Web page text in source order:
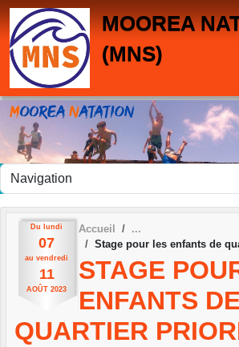
MOOREA
(MNS)
Du lundi
07
au vendredi
11
AOÛT 2023
Accueil
Stage pour les enfants de
STAGE
ENFANTS DE
QUARTIER
Panneau de gestion des cookies